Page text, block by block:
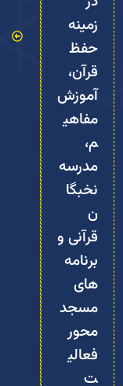
زمینه
حفظ
قرآن،
آموزش
مفاهی
م،
مدرسه
نخبگا
ن
قرآنی و
برنامه‌
های
مسجد‌
محور
فعالی
ت